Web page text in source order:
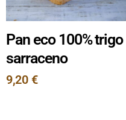
Pan eco 100% trigo
sarraceno
9,20 €